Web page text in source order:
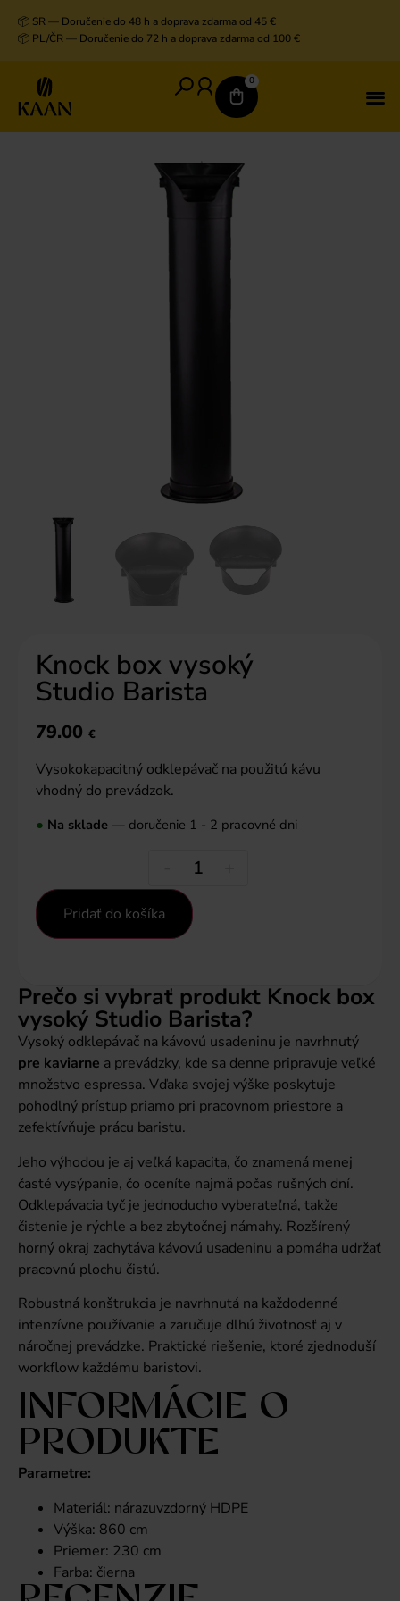
📦 SR — Doručenie do 48 h a doprava zdarma od 45 €
📦 PL/ČR — Doručenie do 72 h a doprava zdarma od 100 €
0
Knock box vysoký
Studio Barista
79.00 €
Vysokokapacitný odklepávač na použitú kávu
vhodný do prevádzok.
● Na sklade — doručenie 1 - 2 pracovné dni
Pridať do košíka
Prečo si vybrať produkt Knock box
vysoký Studio Barista?
Vysoký odklepávač na kávovú usadeninu je navrhnutý
pre kaviarne a prevádzky, kde sa denne pripravuje veľké
množstvo espressa. Vďaka svojej výške poskytuje
pohodlný prístup priamo pri pracovnom priestore a
zefektívňuje prácu baristu.
Jeho výhodou je aj veľká kapacita, čo znamená menej
časté vysýpanie, čo oceníte najmä počas rušných dní.
Odklepávacia tyč je jednoducho vyberateľná, takže
čistenie je rýchle a bez zbytočnej námahy. Rozšírený
horný okraj zachytáva kávovú usadeninu a pomáha udržať
pracovnú plochu čistú.
Robustná konštrukcia je navrhnutá na každodenné
intenzívne používanie a zaručuje dlhú životnosť aj v
náročnej prevádzke. Praktické riešenie, ktoré zjednoduší
workflow každému baristovi.
INFORMÁCIE O
PRODUKTE
Parametre:
Materiál: nárazuvzdorný HDPE
Výška: 860 cm
Priemer: 230 cm
Farba: čierna